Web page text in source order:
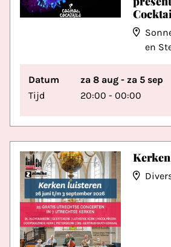
en
Datum
za 8 aug - za 5 sep
Tijd
20:00 - 00:00